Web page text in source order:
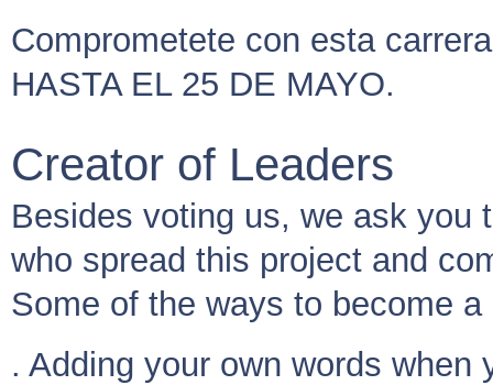
Comprometete con esta
HASTA EL 25 DE MAYO.
Creator of Leaders
Besides voting us, we ask you
who spread this project and
Some of the ways to become
. Adding your own words when